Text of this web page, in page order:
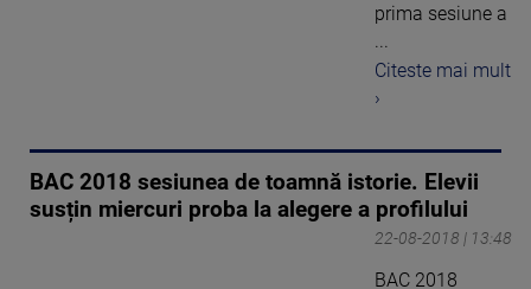
prima sesiune a
...
Citeste mai mult
›
BAC 2018 sesiunea de toamnă istorie. Elevii
susțin miercuri proba la alegere a profilului
22-08-2018 | 13:48
BAC 2018